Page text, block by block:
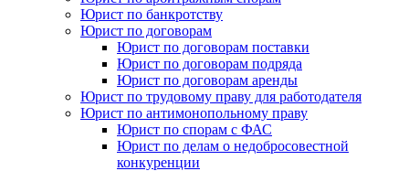
Юрист по банкротству
Юрист по договорам
Юрист по договорам поставки
Юрист по договорам подряда
Юрист по договорам аренды
Юрист по трудовому праву для работодателя
Юрист по антимонопольному праву
Юрист по спорам с ФАС
Юрист по делам о недобросовестной
конкуренции